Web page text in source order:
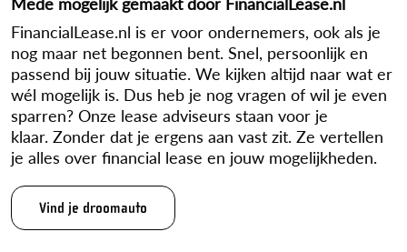
FinancialLease.nl is er voor ondernemers, ook als je
nog maar net begonnen bent. Snel, persoonlijk en
passend bij jouw situatie. We kijken altijd naar wat er
wél mogelijk is. Dus heb je nog vragen of wil je even
sparren? Onze lease adviseurs staan voor je
klaar. Zonder dat je ergens aan vast zit. Ze vertellen
je alles over financial lease en jouw mogelijkheden.
Vind je droomauto